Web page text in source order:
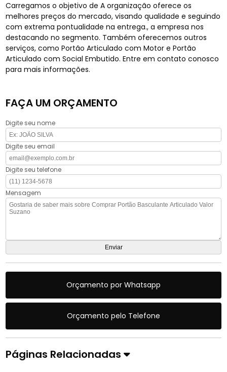
Carregamos o objetivo de A organização oferece os
melhores preços do mercado, visando qualidade e seguindo
com extrema pontualidade na entrega., a empresa nos
destacando no segmento. Também oferecemos outros
serviços, como Portão Articulado com Motor e Portão
Articulado com Social Embutido. Entre em contato conosco
para mais informações.
FAÇA UM ORÇAMENTO
Digite seu nome
Digite seu email
Digite seu telefone
Mensagem
Orçamento por Whatsapp
Orçamento pelo Telefone
Páginas Relacionadas